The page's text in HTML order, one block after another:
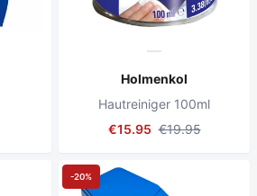
Holmenkol
Hautreiniger 100ml
€15.95 €19.95
-20%